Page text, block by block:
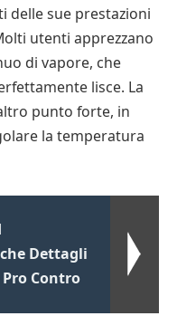
delle sue prestazioni
utenti apprezzano
di vapore, che
lisce. La
punto forte, in
la temperatura
Dettagli
Contro